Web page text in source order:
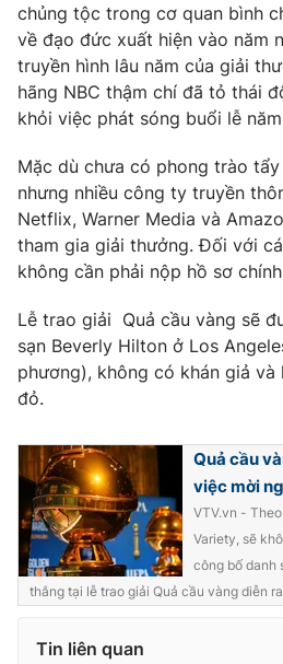
VTV4
VTV9
Liên hệ tòa soạn
THỜI BÁO VTV
Theo dõi báo trên
Cơ quan chủ quản:Đài Truyền hình
Cơ quan báo chí:Thời báo VTV
Giấy phép hoạt động báo in và báo
cấp ngày 29/12/2023
Tổng Biên tập:Vũ Thanh Thủy
Phó Tổng Biên tập:Nguyễn Thị Mỹ
Tổng đài VTV:024.38 355 931 -
chủng tộc trong cơ quan bình
về đạo đức xuất hiện vào năm
truyền hình lâu năm của giải
hãng NBC thậm chí đã tỏ thái
khỏi việc phát sóng buổi lễ
Mặc dù chưa có phong trào
nhưng nhiều công ty truyền
Netflix, Warner Media và
tham gia giải thưởng. Đối với
không cần phải nộp hồ sơ
Lễ trao giải Quả cầu vàng sẽ
sạn Beverly Hilton ở Los
phương), không có khán giả
đỏ.
Quả cầu
việc mời
VTV.vn -
Variety, sẽ
công bố danh
thắng tại lễ trao giải Quả cầu vàng diễn
Tin liên quan